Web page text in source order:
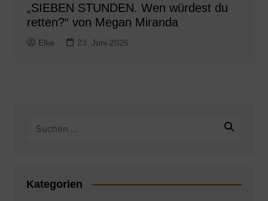
„SIEBEN STUNDEN. Wen würdest du
retten?“ von Megan Miranda
Elke 23. Juni 2026
Kategorien